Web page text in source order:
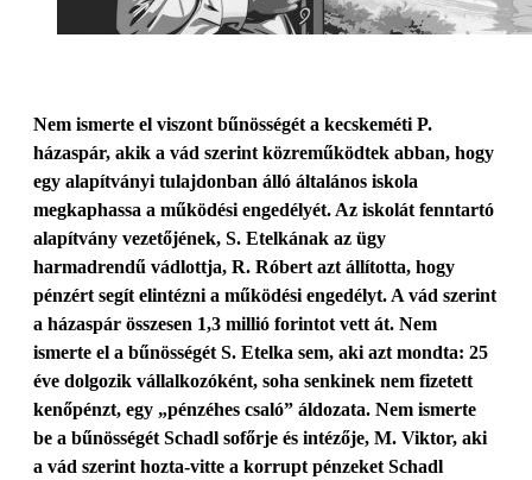
Nem ismerte el viszont bűnösségét a kecskeméti P.
házaspár, akik a vád szerint közreműködtek abban, hogy
egy alapítványi tulajdonban álló általános iskola
megkaphassa a működési engedélyét. Az iskolát fenntartó
alapítvány vezetőjének, S. Etelkának az ügy
harmadrendű vádlottja, R. Róbert azt állította, hogy
pénzért segít elintézni a működési engedélyt. A vád szerint
a házaspár összesen 1,3 millió forintot vett át. Nem
ismerte el a bűnösségét S. Etelka sem, aki azt mondta: 25
éve dolgozik vállalkozóként, soha senkinek nem fizetett
kenőpénzt, egy „pénzéhes csaló” áldozata. Nem ismerte
be a bűnösségét Schadl sofőrje és intézője, M. Viktor, aki
a vád szerint hozta-vitte a korrupt pénzeket Schadl